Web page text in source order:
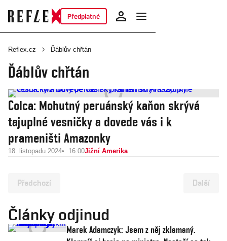
Předplatné
Reflex.cz Ďáblův chřtán
Ďáblův chřtán
Colca: Mohutný peruánský kaňon skrývá
tajuplné vesničky a dovede vás i k
prameništi Amazonky
18. listopadu 2024 16:00Jižní Amerika
Předchozí Další
Články odjinud
Marek Adamczyk: Jsem z něj zklamaný.